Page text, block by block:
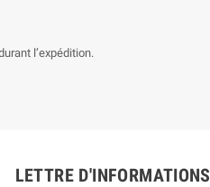
l’expédition.
LETTRE D'INFORMATIONS